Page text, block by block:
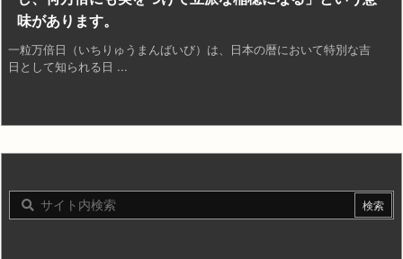
味があります。
一粒万倍日（いちりゅうまんばいび）は、日本の暦において特別な吉
日として知られる日 ...